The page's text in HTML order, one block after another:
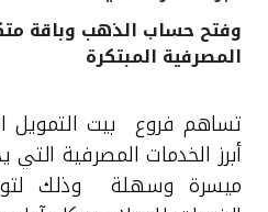
القنوات المصرفية
خدمات ما بعد البيع
وفتح حساب الذهب وباقة
المصرفية المبتكرة
تساهم فروع بيت التمويل
أبرز الخدمات المصرفية التي
ميسرة وسهلة وذلك